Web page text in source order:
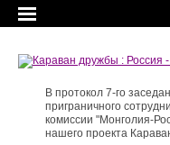
В протокол 7-го
приграничного
комиссии "Монголия-
нашего проекта